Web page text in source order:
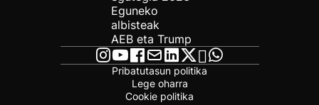
Eguneko
albisteak
AEB eta Trump
Pribatutasun politika
Lege oharra
Cookie politika